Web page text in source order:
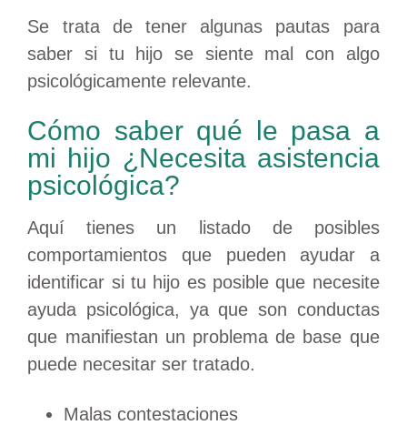
Se trata de tener algunas pautas para
saber si tu hijo se siente mal con algo
psicológicamente relevante.
Cómo saber qué le pasa a
mi hijo ¿Necesita asistencia
psicológica?
Aquí tienes un listado de posibles
comportamientos que pueden ayudar a
identificar si tu hijo es posible que necesite
ayuda psicológica, ya que son conductas
que manifiestan un problema de base que
puede necesitar ser tratado.
Malas contestaciones